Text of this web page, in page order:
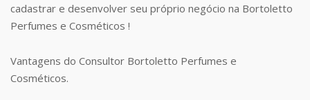
cadastrar e desenvolver seu próprio negócio na Bortoletto
Perfumes e Cosméticos !
Vantagens do Consultor Bortoletto Perfumes e
Cosméticos.